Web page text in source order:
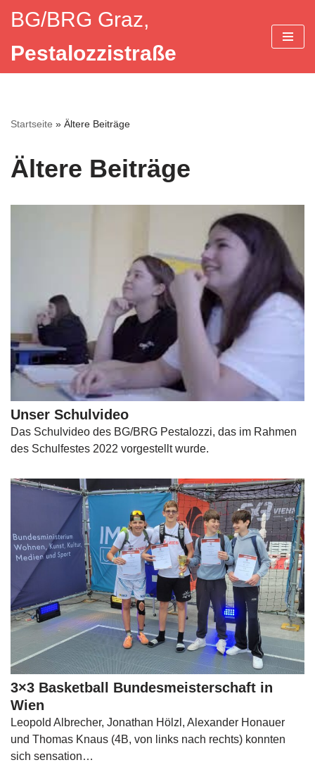
Inhalt
springen
BG/BRG Graz,
Pestalozzistraße
Startseite » Ältere Beiträge
Ältere Beiträge
Unser Schulvideo
Das Schulvideo des BG/BRG Pestalozzi, das im Rahmen
des Schulfestes 2022 vorgestellt wurde.
3×3 Basketball Bundesmeisterschaft in
Wien
Leopold Albrecher, Jonathan Hölzl, Alexander Honauer
und Thomas Knaus (4B, von links nach rechts) konnten
sich sensation…